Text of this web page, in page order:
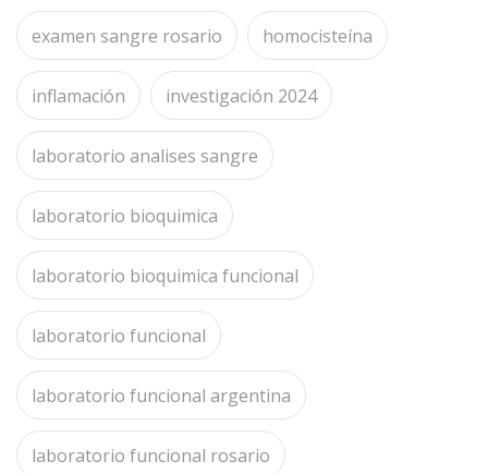
examen sangre rosario homocisteína
inflamación investigación 2024
laboratorio analises sangre
laboratorio bioquimica
laboratorio bioquimica funcional
laboratorio funcional
laboratorio funcional argentina
laboratorio funcional rosario